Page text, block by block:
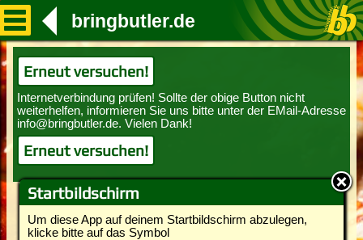
Startbildschirm
Um diese App auf deinem Startbildschirm abzulegen,
klicke bitte auf das Symbol
bringbutler.de
Erneut versuchen!
Erneut versuchen!